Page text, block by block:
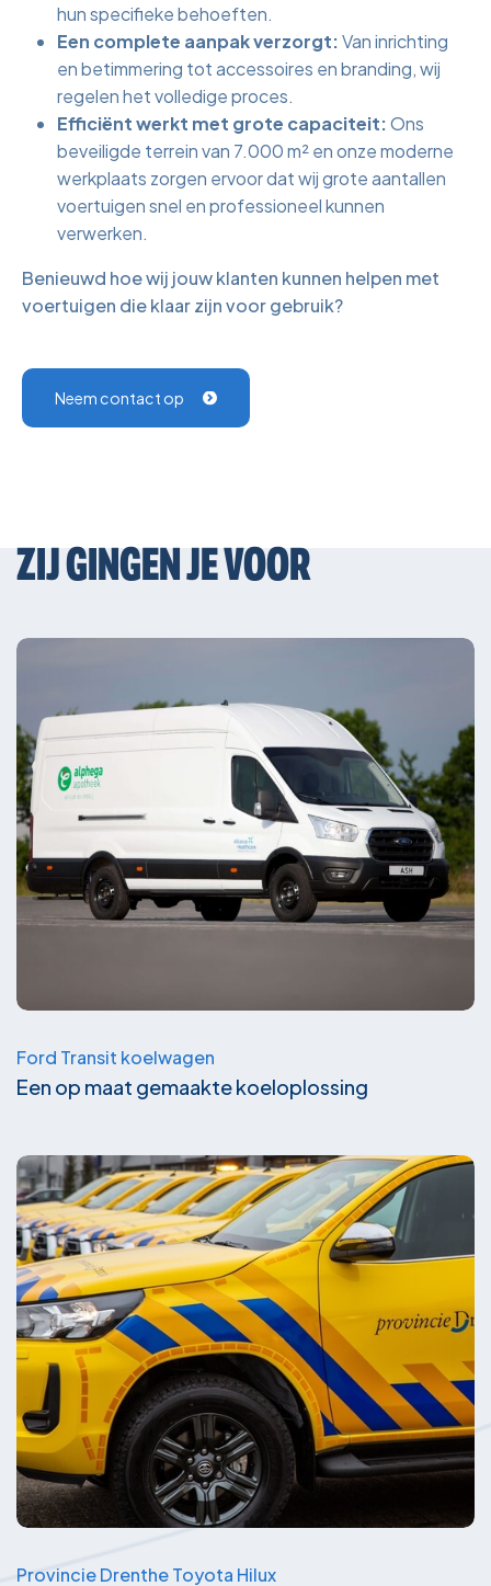
hun specifieke behoeften.
Een complete aanpak verzorgt:Van inrichting
en betimmering tot accessoires en branding, wij
regelen het volledige proces.
Efficiënt werkt met grote capaciteit:Ons
beveiligde terrein van 7.000 m² en onze moderne
werkplaats zorgen ervoor dat wij grote aantallen
voertuigen snel en professioneel kunnen
verwerken.
Benieuwd hoe wij jouw klanten kunnen helpen met
voertuigen die klaar zijn voor gebruik?
Neem contact op
ZIJ GINGEN JE VOOR
Ford Transit koelwagen
Een op maat gemaakte koeloplossing
Provincie Drenthe Toyota Hilux